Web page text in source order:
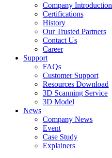
Company Introduction
Certifications
History
Our Trusted Partners
Contact Us
Career
Support
FAQs
Customer Support
Resources Download
3D Scanning Service
3D Model
News
Company News
Event
Case Study
Explainers